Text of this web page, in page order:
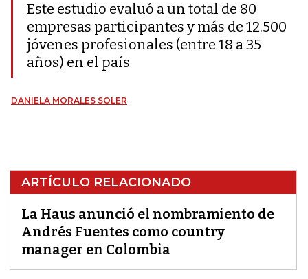
Este estudio evaluó a un total de 80
empresas participantes y más de 12.500
jóvenes profesionales (entre 18 a 35
años) en el país
DANIELA MORALES SOLER
ARTÍCULO RELACIONADO
La Haus anunció el nombramiento de
Andrés Fuentes como country
manager en Colombia